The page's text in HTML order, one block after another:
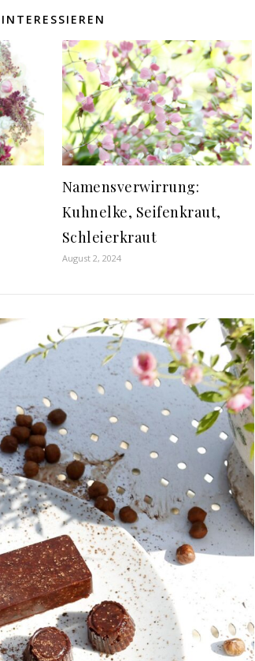
Namensverwirrung:
Kuhnelke, Seifenkraut,
Schleierkraut
August 2, 2024